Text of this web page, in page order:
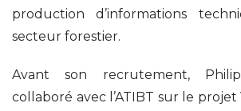
production d’informations
secteur forestier.
Avant son recrutement,
collaboré avec l’ATIBT sur le